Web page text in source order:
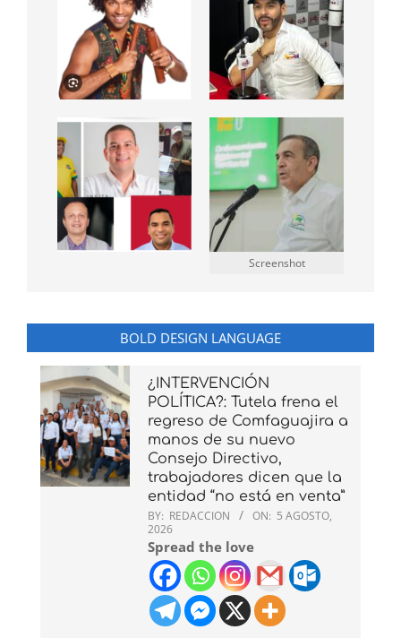
Screenshot
BOLD DESIGN LANGUAGE
¿INTERVENCIÓN
POLÍTICA?: Tutela frena el
regreso de Comfaguajira a
manos de su nuevo
Consejo Directivo,
trabajadores dicen que la
entidad “no está en venta”
BY: REDACCION ON: 5 AGOSTO,
2026
Spread the love